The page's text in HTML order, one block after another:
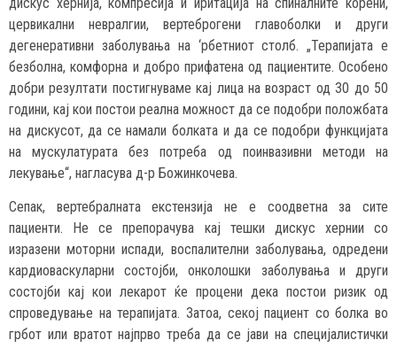
цервикални невралгии, вертеброгени главоболки и други
дегенеративни заболувања на ‘рбетниот столб. „Терапијата е
безболна, комфорна и добро прифатена од пациентите. Особено
добри резултати постигнуваме кај лица на возраст од 30 до 50
години, кај кои постои реална можност да се подобри положбата
на дискусот, да се намали болката и да се подобри функцијата
на мускулатурата без потреба од поинвазивни методи на
лекување“, нагласува д-р Божинкочева.
Сепак, вертебралната екстензија не е соодветна за сите
пациенти. Не се препорачува кај тешки дискус хернии со
изразени моторни испади, воспалителни заболувања, одредени
кардиоваскуларни состојби, онколошки заболувања и други
состојби кај кои лекарот ќе процени дека постои ризик од
спроведување на терапијата. Затоа, секој пациент со болка во
грбот или вратот најпрво треба да се јави на специјалистички